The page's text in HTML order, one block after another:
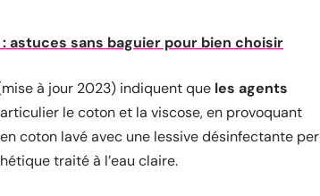
astuces sans baguier pour bien choisir
à jour 2023) indiquent que les agents
le coton et la viscose, en provoquant
coton lavé avec une lessive désinfectante
traité à l’eau claire.